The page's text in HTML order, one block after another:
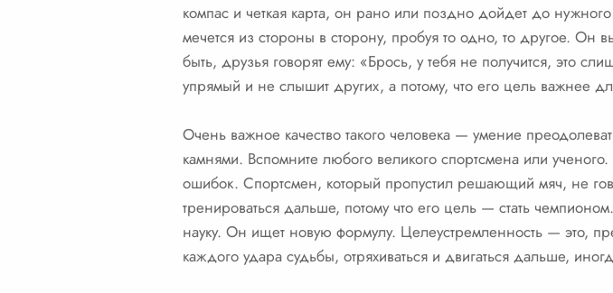
компас и четкая карта, он рано или поздно дойдет до
мечется из стороны в сторону, пробуя то одно, то другое. Он
быть, друзья говорят ему: «Брось, у тебя не получится, это
упрямый и не слышит других, а потому, что его цель важнее
Очень важное качество такого человека — умение
камнями. Вспомните любого великого спортсмена или
ошибок. Спортсмен, который пропустил решающий мяч, не
тренироваться дальше, потому что его цель — стать
науку. Он ищет новую формулу. Целеустремленность — это,
каждого удара судьбы, отряхиваться и двигаться дальше,